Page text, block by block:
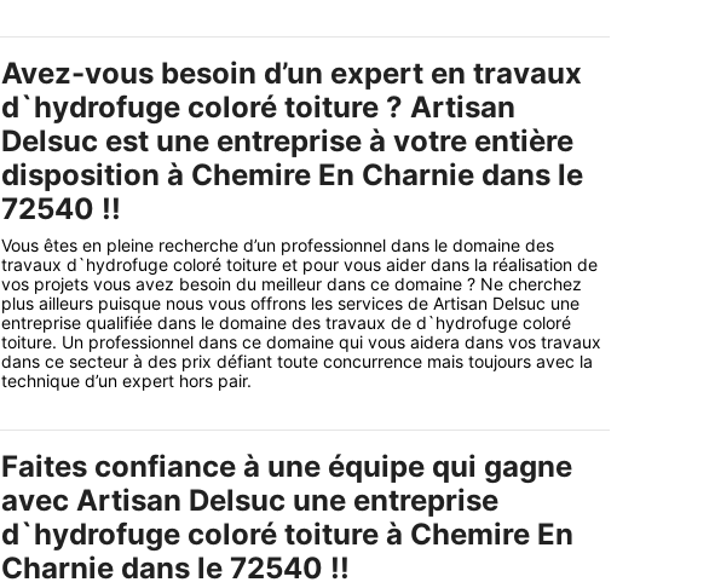
Avez-vous besoin d’un expert en travaux
d`hydrofuge coloré toiture ? Artisan
Delsuc est une entreprise à votre entière
disposition à Chemire En Charnie dans le
72540 !!
Vous êtes en pleine recherche d’un professionnel dans le domaine des
travaux d`hydrofuge coloré toiture et pour vous aider dans la réalisation de
vos projets vous avez besoin du meilleur dans ce domaine ? Ne cherchez
plus ailleurs puisque nous vous offrons les services de Artisan Delsuc une
entreprise qualifiée dans le domaine des travaux de d`hydrofuge coloré
toiture. Un professionnel dans ce domaine qui vous aidera dans vos travaux
dans ce secteur à des prix défiant toute concurrence mais toujours avec la
technique d’un expert hors pair.
Faites confiance à une équipe qui gagne
avec Artisan Delsuc une entreprise
d`hydrofuge coloré toiture à Chemire En
Charnie dans le 72540 !!